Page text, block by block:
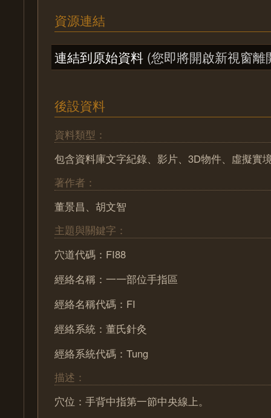
資源連結
連結到原始資料 (您即將開啟新視窗離
後設資料
資料類型：
包含資料庫文字紀錄、影片、3D物件、虛擬實
著作者：
董景昌、胡文智
主題與關鍵字：
穴道代碼：FI88
經絡名稱：一一部位手指區
經絡名稱代碼：FI
經絡系統：董氏針灸
經絡系統代碼：Tung
描述：
穴位：手背中指第一節中央線上。